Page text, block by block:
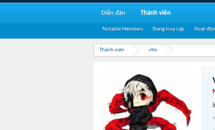
Thành viên vtio
Diễn đàn Thành viên
Notable Members Đang truy cập Hoạt